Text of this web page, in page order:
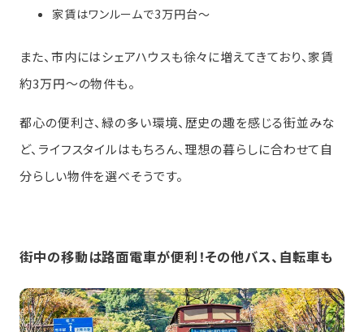
家賃はワンルームで3万円台～
また、市内にはシェアハウスも徐々に増えてきており、家賃
約3万円～の物件も。
都心の便利さ、緑の多い環境、歴史の趣を感じる街並みな
ど、ライフスタイルはもちろん、理想の暮らしに合わせて自
分らしい物件を選べそうです。
街中の移動は路面電車が便利！その他バス、自転車も